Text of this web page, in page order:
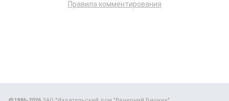
Правила комментирования